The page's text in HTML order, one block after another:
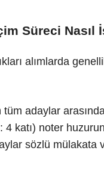
Süreci Nasıl
alımlarda
tüm adaylar
4 katı) noter
sözlü mülakata